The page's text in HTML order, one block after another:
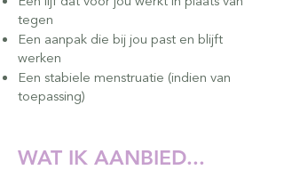
tegen
Een aanpak die bij jou past en blijft
werken
Een stabiele menstruatie (indien van
toepassing)
WAT IK AANBIED...